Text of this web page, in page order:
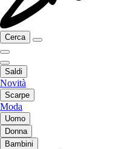
Cerca
Saldi
Novità
Scarpe
Moda
Uomo
Donna
Bambini